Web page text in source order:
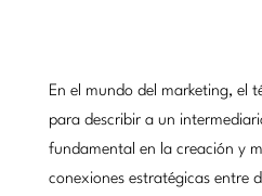
En el mundo del marketing, el
para describir a un
fundamental en la creación y
conexiones estratégicas entre